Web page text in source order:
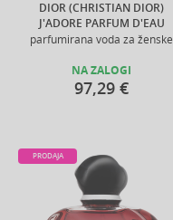
DIOR (CHRISTIAN DIOR)
J'ADORE PARFUM D'EAU
parfumirana voda za ženske
NA ZALOGI
97,29 €
PRODAJA